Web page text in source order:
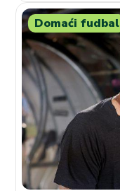
Domaći fudbal